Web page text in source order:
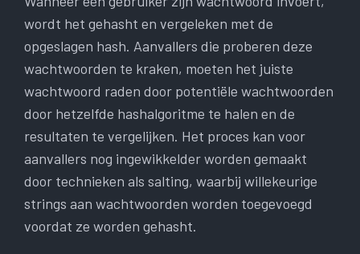
wordt het gehasht en vergeleken met de
opgeslagen hash. Aanvallers die proberen deze
wachtwoorden te kraken, moeten het juiste
wachtwoord raden door potentiële wachtwoorden
door hetzelfde hashalgoritme te halen en de
resultaten te vergelijken. Het proces kan voor
aanvallers nog ingewikkelder worden gemaakt
door technieken als salting, waarbij willekeurige
strings aan wachtwoorden worden toegevoegd
voordat ze worden gehasht.